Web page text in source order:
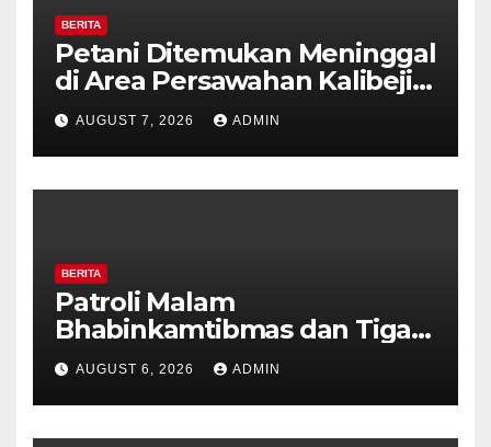
BERITA
Petani Ditemukan Meninggal
di Area Persawahan Kalibeji,
Polisi Pastikan Tidak Ada
Tanda Kekerasan
AUGUST 7, 2026 ADMIN
BERITA
Patroli Malam
Bhabinkamtibmas dan Tiga
Pilar Kelurahan Ungaran
Perkuat Kamtibmas, Warga
Diajak Aktifkan Ronda
AUGUST 6, 2026 ADMIN